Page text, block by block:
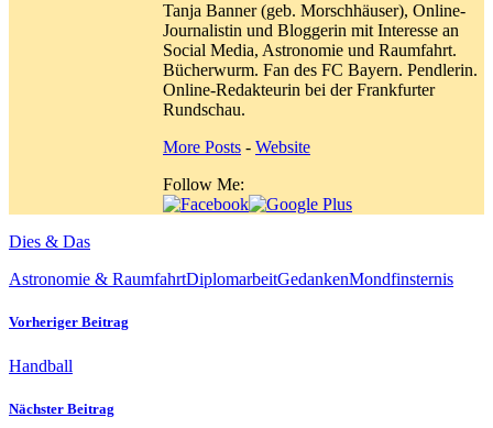
Tanja Banner (geb. Morschhäuser), Online-
Journalistin und Bloggerin mit Interesse an
Social Media, Astronomie und Raumfahrt.
Bücherwurm. Fan des FC Bayern. Pendlerin.
Online-Redakteurin bei der Frankfurter
Rundschau.
More Posts - Website
Follow Me:
Dies & Das
Astronomie & RaumfahrtDiplomarbeitGedankenMondfinsternis
Vorheriger Beitrag
Handball
Nächster Beitrag